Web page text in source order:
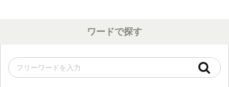
ワードで探す